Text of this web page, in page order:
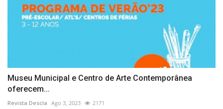
Museu Municipal e Centro de Arte Contemporânea
oferecem...
Revista Descla Ago 3, 2023 2171